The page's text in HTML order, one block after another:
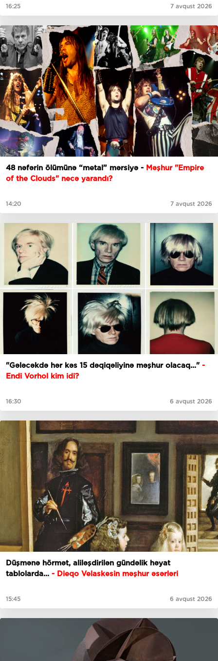
16:25 7 avqust 2026
48 nəfərin ölümünə “metal” mərsiyə - Məşhur "Empire
of the Clouds" necə yarandı?
14:20 7 avqust 2026
"Gələcəkdə hər kəs 15 dəqiqəliyinə məşhur olacaq..." -
Endi Vorhol kim idi?
16:30 6 avqust 2026
Düşmənə hörmət, aliləşdirilən gündəlik həyat
tablolarda... - Dieqo Velaskesin məşhur əsərləri
15:45 6 avqust 2026